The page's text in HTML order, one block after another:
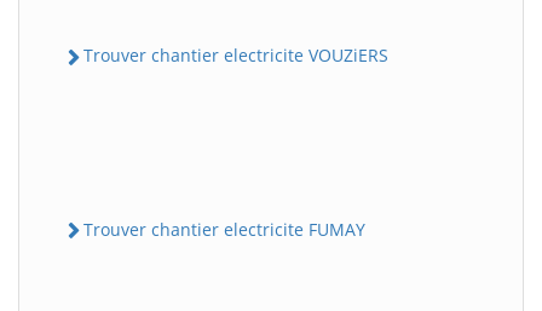
Trouver chantier electricite VOUZiERS
Trouver chantier electricite FUMAY